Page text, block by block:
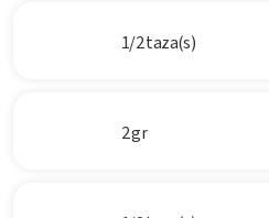
1/2 taza(s)
2 gr